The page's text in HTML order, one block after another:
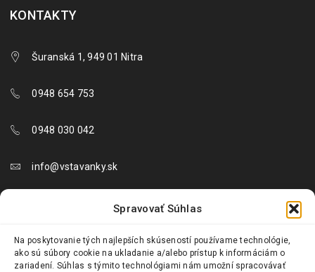
Spravovať Súhlas
Na poskytovanie tých najlepších skúseností používame technológie,
ako sú súbory cookie na ukladanie a/alebo prístup k informáciám o
zariadení. Súhlas s týmito technológiami nám umožní spracovávať
KONTAKTY
Šuranská 1, 949 01 Nitra
0948 654 753
0948 030 042
info@vstavanky.sk
objednavky@vstavanky.sk
reklamacie@vstavanky.sk